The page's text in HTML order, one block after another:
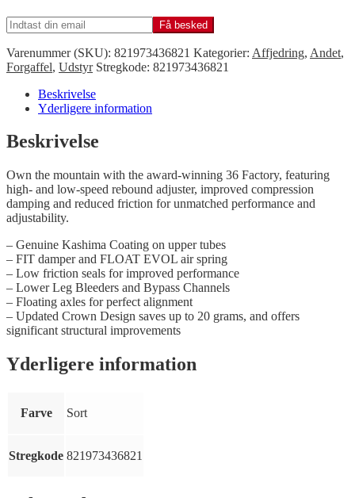
Få besked
Varenummer (SKU): 821973436821 Kategorier: Affjedring, Andet,
Forgaffel, Udstyr Stregkode: 821973436821
Beskrivelse
Yderligere information
Beskrivelse
Own the mountain with the award-winning 36 Factory, featuring
high- and low-speed rebound adjuster, improved compression
damping and reduced friction for unmatched performance and
adjustability.
– Genuine Kashima Coating on upper tubes
– FIT damper and FLOAT EVOL air spring
– Low friction seals for improved performance
– Lower Leg Bleeders and Bypass Channels
– Floating axles for perfect alignment
– Updated Crown Design saves up to 20 grams, and offers
significant structural improvements
Yderligere information
Farve Sort
Stregkode 821973436821